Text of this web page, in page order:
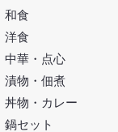
和食
洋食
中華・点心
漬物・佃煮
丼物・カレー
鍋セット